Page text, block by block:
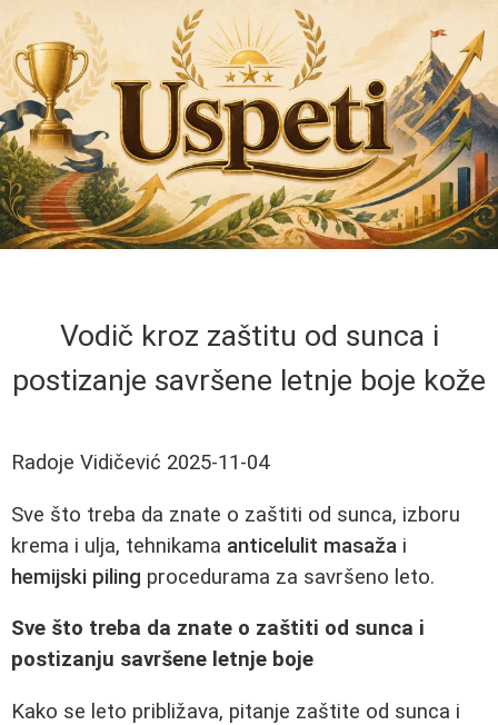
Vodič kroz zaštitu od sunca i
postizanje savršene letnje boje kože
Radoje Vidičević 2025-11-04
Sve što treba da znate o zaštiti od sunca, izboru
krema i ulja, tehnikama anticelulit masaža i
hemijski piling procedurama za savršeno leto.
Sve što treba da znate o zaštiti od sunca i
postizanju savršene letnje boje
Kako se leto približava, pitanje zaštite od sunca i